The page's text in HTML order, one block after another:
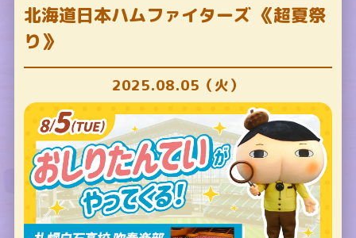
北海道日本ハムファイターズ 《超夏祭
り》
2025.08.05（火）